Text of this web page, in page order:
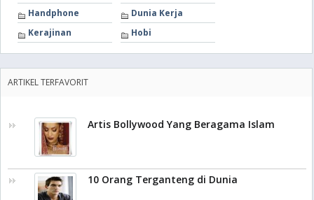
Handphone
Dunia Kerja
Kerajinan
Hobi
ARTIKEL TERFAVORIT
Artis Bollywood Yang Beragama Islam
10 Orang Terganteng di Dunia